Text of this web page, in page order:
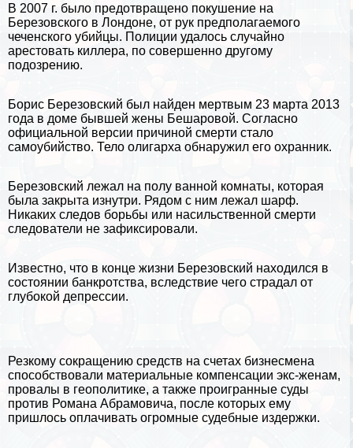
В 2007 г. было предотвращено покушение на
Березовского в Лондоне, от рук предполагаемого
чеченского убийцы. Полиции удалось случайно
арестовать киллера, по совершенно другому
подозрению.
Борис Березовский был найден мертвым 23 марта 2013
года в доме бывшей жены Бешаровой. Согласно
официальной версии причиной cмepти стало
самоубийство. Тело олигарха обнаружил его охранник.
Березовский лежал на полу ванной комнаты, которая
была закрыта изнутри. Рядом с ним лежал шарф.
Никаких следов борьбы или насильственной cмepти
следователи не зафиксировали.
Известно, что в конце жизни Березовский находился в
состоянии банкротства, вследствие чего страдал от
глубокой депрессии.
Резкому сокращению средств на счетах бизнесмена
способствовали материальные компенсации экс-женам,
провалы в геополитике, а также проигранные суды
против Романа Абрамовича, после которых ему
пришлось оплачивать огромные судебные издержки.